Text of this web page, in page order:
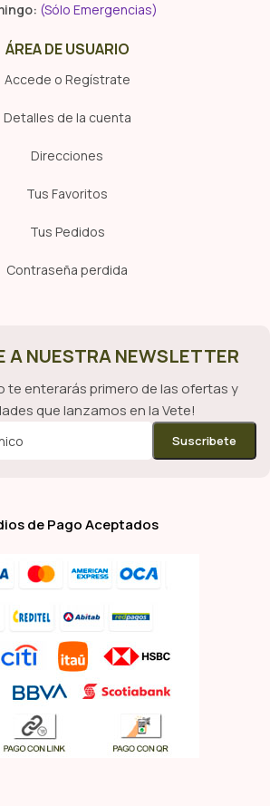
(Sólo Emergencias)
ÁREA DE USUARIO
Accede o Regístrate
Detalles de la cuenta
Direcciones
Tus Favoritos
Tus Pedidos
Contraseña perdida
A NUESTRA NEWSLETTER
te enterarás primero de las ofertas y
que lanzamos en la Vete!
de Pago Aceptados